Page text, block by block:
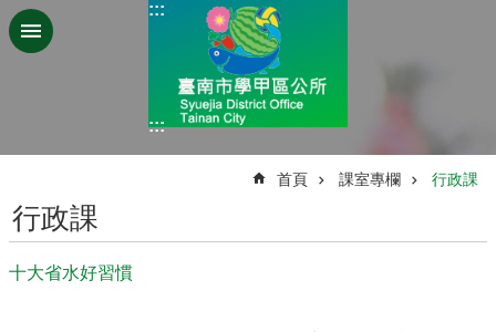
跳到主要內容區塊
:::
:::
首頁 課室專欄 行政課
行政課
十大省水好習慣